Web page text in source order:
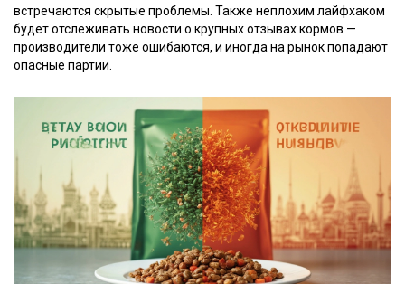
встречаются скрытые проблемы. Также неплохим лайфхаком
будет отслеживать новости о крупных отзывах кормов —
производители тоже ошибаются, и иногда на рынок попадают
опасные партии.